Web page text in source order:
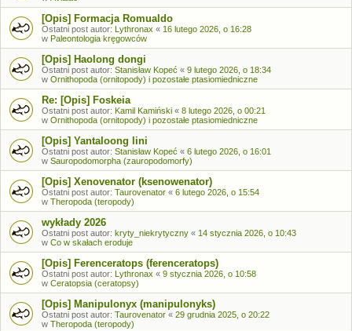
[Opis] Formacja Romualdo
Ostatni post autor: Lythronax « 16 lutego 2026, o 16:28
w Paleontologia kręgowców
[Opis] Haolong dongi
Ostatni post autor: Stanisław Kopeć « 9 lutego 2026, o 18:34
w Ornithopoda (ornitopody) i pozostałe ptasiomiedniczne
Re: [Opis] Foskeia
Ostatni post autor: Kamil Kamiński « 8 lutego 2026, o 00:21
w Ornithopoda (ornitopody) i pozostałe ptasiomiedniczne
[Opis] Yantaloong lini
Ostatni post autor: Stanisław Kopeć « 6 lutego 2026, o 16:01
w Sauropodomorpha (zauropodomorfy)
[Opis] Xenovenator (ksenowenator)
Ostatni post autor: Taurovenator « 6 lutego 2026, o 15:54
w Theropoda (teropody)
wykłady 2026
Ostatni post autor: kryty_niekrytyczny « 14 stycznia 2026, o 10:43
w Co w skałach eroduje
[Opis] Ferenceratops (ferenceratops)
Ostatni post autor: Lythronax « 9 stycznia 2026, o 10:58
w Ceratopsia (ceratopsy)
[Opis] Manipulonyx (manipulonyks)
Ostatni post autor: Taurovenator « 29 grudnia 2025, o 20:22
w Theropoda (teropody)